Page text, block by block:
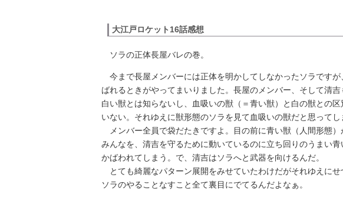
大江戸ロケット16話感想
ソラの正体長屋バレの巻。
今まで長屋メンバーには正体を明かしてしなかったソラですが
ばれるときがやってまいりました。長屋のメンバー、そして清吉
白い獣とは知らないし、血吸いの獣（＝青い獣）と白の獣との区
いない。それゆえに獣形態のソラを見て血吸いの獣だと思ってし
メンバー全員で袋だたきですよ。目の前に青い獣（人間形態）
みんなを、清吉を守るために動いているのに立ち回りのうまい青
かばわれてしまう。で、清吉はソラへと武器を向けるんだ。
とても綺麗なパターン展開をみせていたわけだがそれゆえにせ
ソラのやることなすこと全て裏目にでてるんだよなぁ。